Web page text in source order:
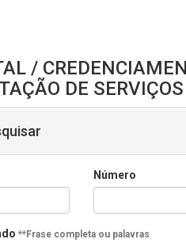
/
DE
Número
**Frase completa ou palavras